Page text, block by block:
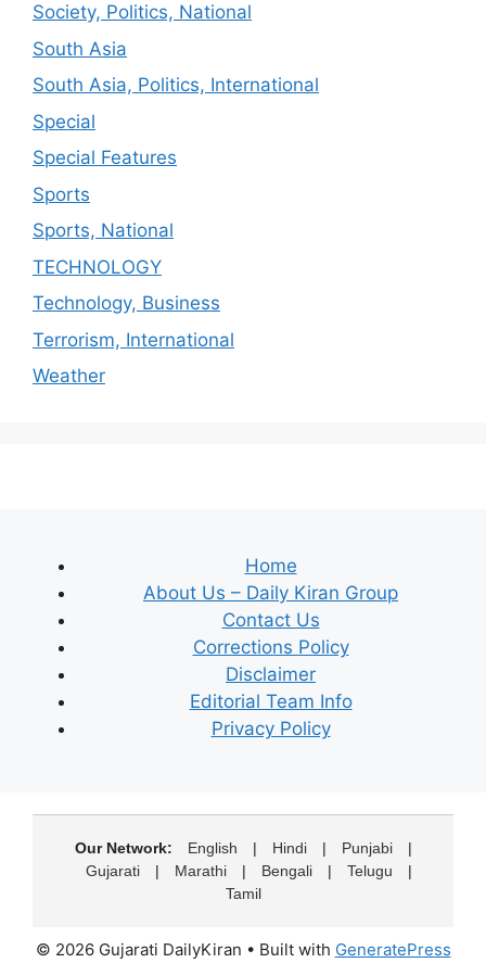
Society, Politics, National
South Asia
South Asia, Politics, International
Special
Special Features
Sports
Sports, National
TECHNOLOGY
Technology, Business
Terrorism, International
Weather
Home
About Us – Daily Kiran Group
Contact Us
Corrections Policy
Disclaimer
Editorial Team Info
Privacy Policy
Our Network: English | Hindi | Punjabi
|
Gujarati
| Marathi | Bengali | Telugu
|
Tamil
© 2026 Gujarati DailyKiran • Built with GeneratePress